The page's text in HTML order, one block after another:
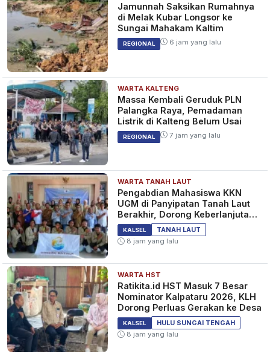
Jamunnah Saksikan Rumahnya
di Melak Kubar Longsor ke
Sungai Mahakam Kaltim
REGIONAL 6 jam yang lalu
WARTA KALTENG
Massa Kembali Geruduk PLN
Palangka Raya, Pemadaman
Listrik di Kalteng Belum Usai
REGIONAL 7 jam yang lalu
WARTA TANAH LAUT
Pengabdian Mahasiswa KKN
UGM di Panyipatan Tanah Laut
Berakhir, Dorong Keberlanjutan
Program Masyarakat
KALSEL
TANAH LAUT
8 jam yang lalu
WARTA HST
Ratikita.id HST Masuk 7 Besar
Nominator Kalpataru 2026, KLH
Dorong Perluas Gerakan ke Desa
KALSEL
HULU SUNGAI TENGAH
8 jam yang lalu